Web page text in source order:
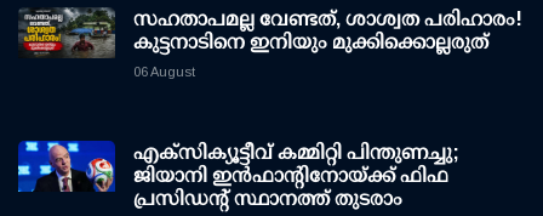
സഹതാപമല്ല വേണ്ടത്, ശാശ്വത പരിഹാരം!
കുട്ടനാടിനെ ഇനിയും മുക്കിക്കൊല്ലരുത്
06 August
എക്സിക്യൂട്ടീവ് കമ്മിറ്റി പിന്തുണച്ചു;
ജിയാനി ഇന്‍ഫാന്റിനോയ്ക്ക് ഫിഫ
പ്രസിഡന്റ് സ്ഥാനത്ത് തുടരാം